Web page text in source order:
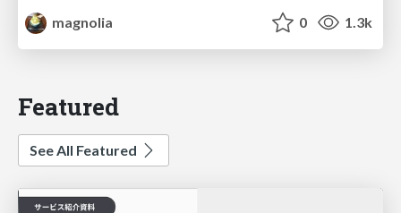
magnolia
0 1.3k
Featured
See All Featured